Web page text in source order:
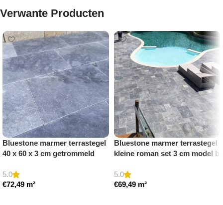
Verwante Producten
Bluestone marmer terrastegel
40 x 60 x 3 cm getrommeld
5.0
€72,49 m²
Bluestone marmer terrastegel
kleine roman set 3 cm model b
5.0
€69,49 m²